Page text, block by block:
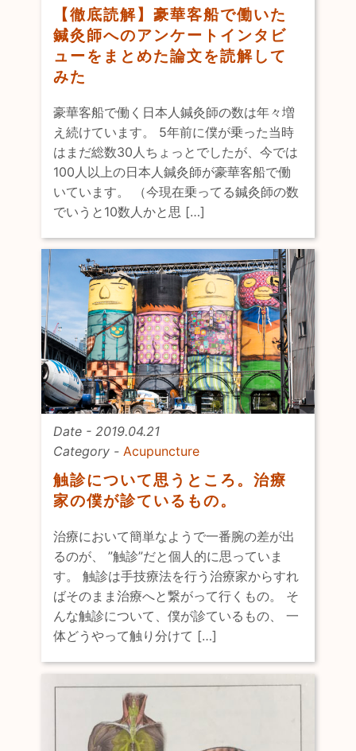
【徹底読解】豪華客船で働いた
鍼灸師へのアンケートインタビ
ューをまとめた論文を読解して
みた
豪華客船で働く日本人鍼灸師の数は年々増
え続けています。 5年前に僕が乗った当時
はまだ総数30人ちょっとでしたが、今では
100人以上の日本人鍼灸師が豪華客船で働
いています。 （今現在乗ってる鍼灸師の数
でいうと10数人かと思 […]
Date - 2019.04.21
Category - Acupuncture
触診について思うところ。治療
家の僕が診ているもの。
治療において簡単なようで一番腕の差が出
るのが、 ”触診”だと個人的に思っていま
す。 触診は手技療法を行う治療家からすれ
ばそのまま治療へと繋がって行くもの。 そ
んな触診について、僕が診ているもの、 一
体どうやって触り分けて […]